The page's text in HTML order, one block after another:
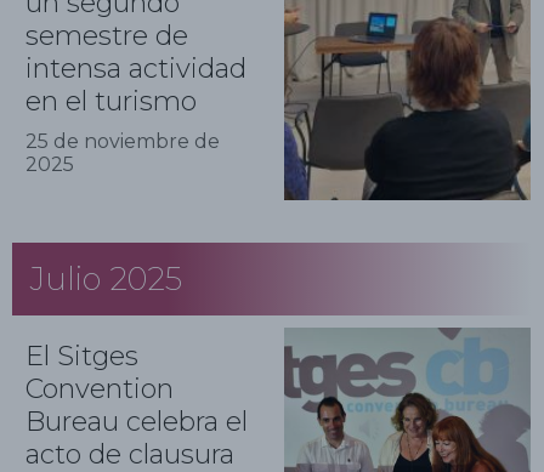
semestre de
intensa actividad
en el turismo
25 de noviembre de
2025
Julio 2025
El Sitges
Convention
Bureau celebra el
acto de clausura